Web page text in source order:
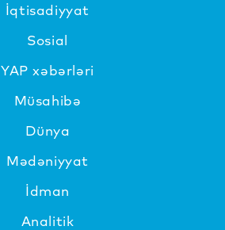
İqtisadiyyat
Sosial
YAP xəbərləri
Müsahibə
Dünya
Mədəniyyat
İdman
Analitik